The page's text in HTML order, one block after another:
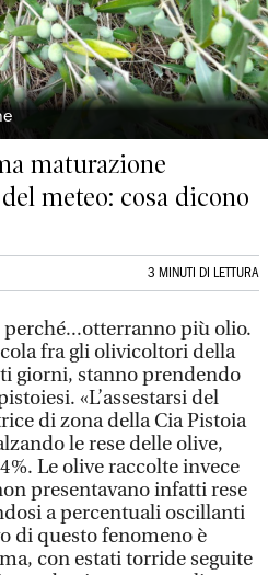
maturazione
meteo: cosa dicono
3 MINUTI DI LETTURA
più olio.
fra gli olivicoltori della
giorni, stanno prendendo
«L’assestarsi del
di zona della Cia Pistoia
le rese delle olive,
Le olive raccolte invece
presentavano infatti rese
a percentuali oscillanti
di questo fenomeno è
con estati torride seguite